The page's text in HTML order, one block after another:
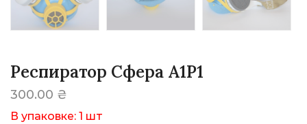
Респиратор Сфера А1Р1
300.00 ₴
В упаковке: 1 шт